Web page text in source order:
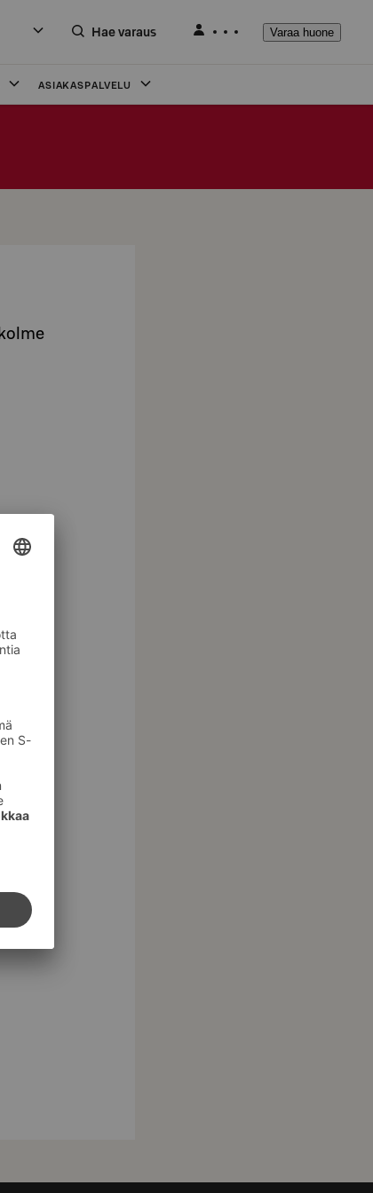
Hae varaus Varaa huone
ASIAKASPALVELU